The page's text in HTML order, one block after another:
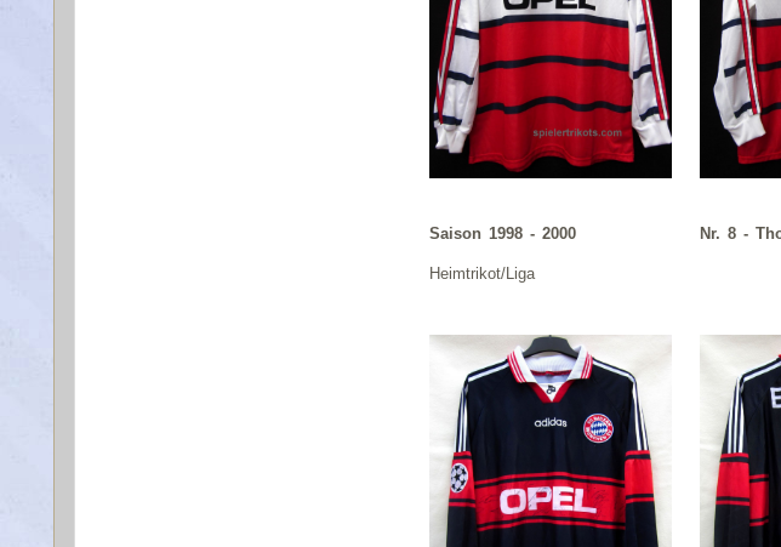
Saison 1998 - 2000
Heimtrikot/Liga
Nr. 8 -